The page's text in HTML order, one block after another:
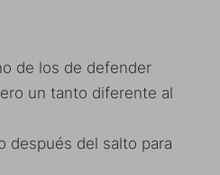
de los de defender
un tanto diferente al
después del salto para